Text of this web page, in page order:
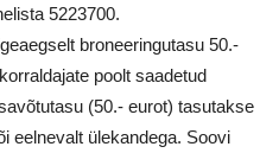
5223700.
broneeringutasu 50.-
poolt saadetud
(50.- eurot) tasutakse
eelnevalt ülekandega. Soovi